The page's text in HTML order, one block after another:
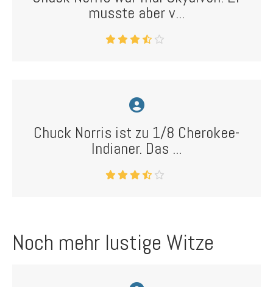
musste aber v...
Chuck Norris ist zu 1/8 Cherokee-
Indianer. Das ...
Noch mehr lustige Witze